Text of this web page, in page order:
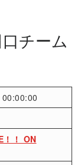
チーム
！ ON